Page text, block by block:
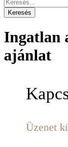
Ingatlan
ajánlat
Üzenet